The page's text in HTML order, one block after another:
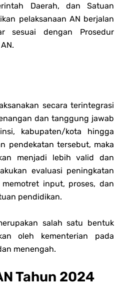
Jenjang MA
Jenjang MA
2026 Thursday, 6 August
Daerah, dan Satuan
pelaksanaan AN berjalan
sesuai dengan Prosedur
secara terintegrasi
dan tanggung jawab
kabupaten/kota hingga
pendekatan tersebut, maka
menjadi lebih valid dan
evaluasi peningkatan
input, proses, dan
pendidikan.
salah satu bentuk
oleh kementerian pada
menengah.
Tahun 2024